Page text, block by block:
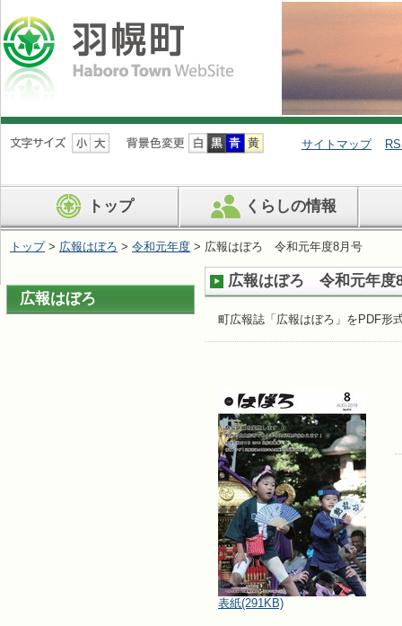
ナ
ビ
ン
を
す
サイトマップ
トップ くらしの情報
トップ> 広報はぼろ > 令和元年度 > 広報はぼろ 令和元年度8月号
広報はぼろ 令和元年度
町広報誌「広報はぼろ」をPDF形
表紙(291KB)
広報はぼろ